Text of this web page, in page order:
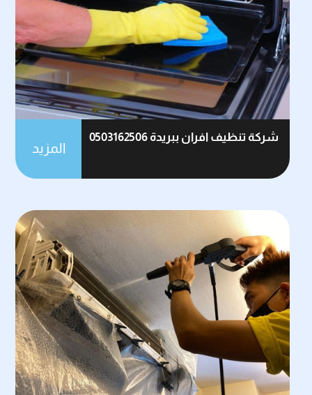
شركة تنظيف افران ببريدة 0503162506
المزيد